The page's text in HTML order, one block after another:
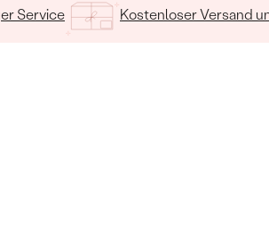
LAB GROWN
Service Kostenloser Versand